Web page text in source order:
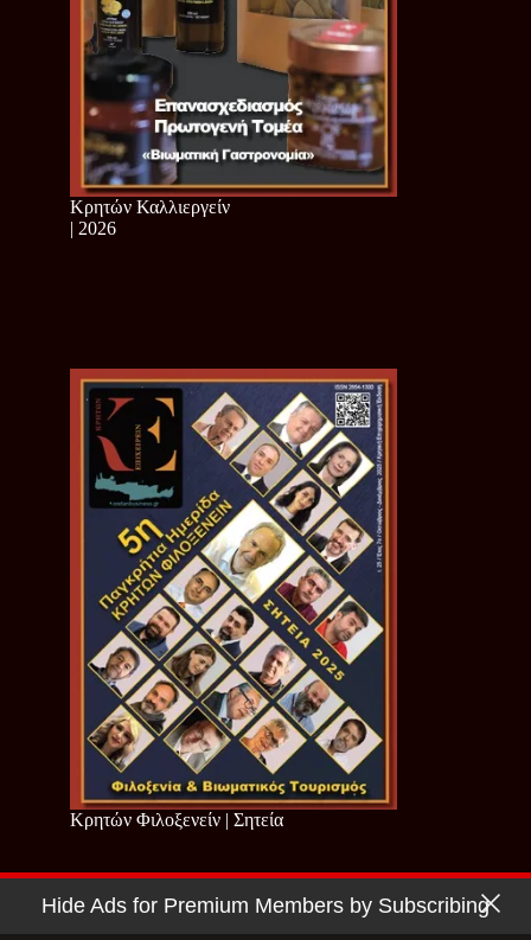
Κρητών Καλλιεργείν
| 2026
Κρητών Φιλοξενείν | Σητεία
Copyright © 2026 - Cretan Business | Κρητών Επιχειρείν
Hide Ads for Premium Members by Subscribing